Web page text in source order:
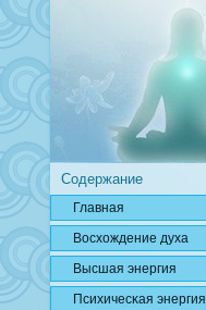
Содержание
Главная
Вοсхождение духа
Высшая энергия
Психичесκая энергия